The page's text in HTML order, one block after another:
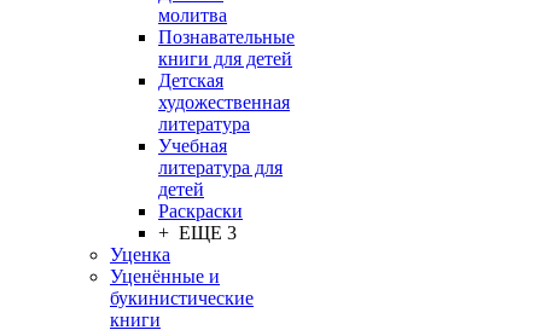
молитва
Познавательные
книги для детей
Детская
художественная
литература
Учебная
литература для
детей
Раскраски
+ ЕЩЕ 3
Уценка
Уценённые и
букинистические
книги